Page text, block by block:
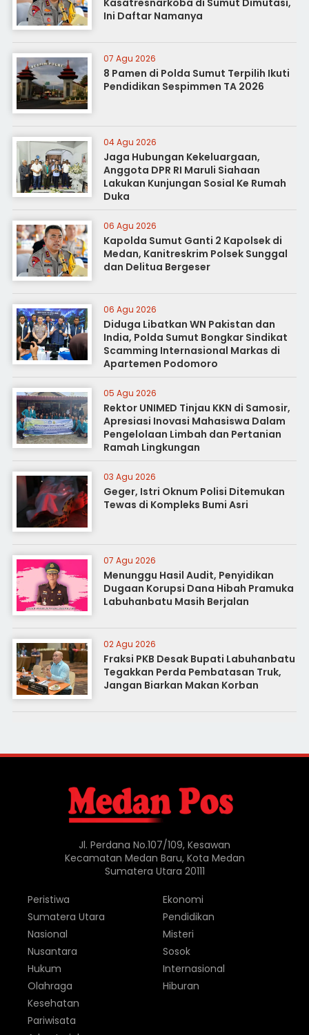
Kasatresnarkoba di Sumut Dimutasi,
Ini Daftar Namanya
07 Agu 2026
8 Pamen di Polda Sumut Terpilih Ikuti
Pendidikan Sespimmen TA 2026
04 Agu 2026
Jaga Hubungan Kekeluargaan,
Anggota DPR RI Maruli Siahaan
Lakukan Kunjungan Sosial Ke Rumah
Duka
06 Agu 2026
Kapolda Sumut Ganti 2 Kapolsek di
Medan, Kanitreskrim Polsek Sunggal
dan Delitua Bergeser
06 Agu 2026
Diduga Libatkan WN Pakistan dan
India, Polda Sumut Bongkar Sindikat
Scamming Internasional Markas di
Apartemen Podomoro
05 Agu 2026
Rektor UNIMED Tinjau KKN di Samosir,
Apresiasi Inovasi Mahasiswa Dalam
Pengelolaan Limbah dan Pertanian
Ramah Lingkungan
03 Agu 2026
Geger, Istri Oknum Polisi Ditemukan
Tewas di Kompleks Bumi Asri
07 Agu 2026
Menunggu Hasil Audit, Penyidikan
Dugaan Korupsi Dana Hibah Pramuka
Labuhanbatu Masih Berjalan
02 Agu 2026
Fraksi PKB Desak Bupati Labuhanbatu
Tegakkan Perda Pembatasan Truk,
Jangan Biarkan Makan Korban
Jl. Perdana No.107/109, Kesawan
Kecamatan Medan Baru, Kota Medan
Sumatera Utara 20111
Peristiwa
Sumatera Utara
Nasional
Nusantara
Hukum
Olahraga
Ekonomi
Pendidikan
Misteri
Sosok
Internasional
Hiburan
Kesehatan
Pariwisata